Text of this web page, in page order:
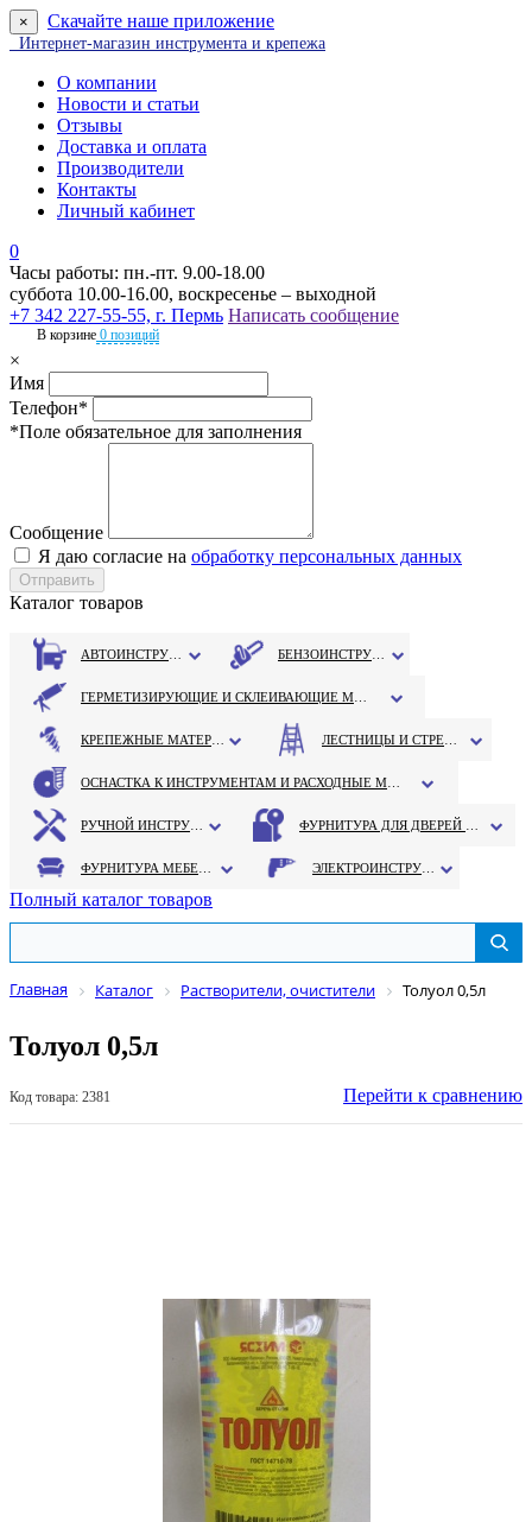
× Скачайте наше приложение
Интернет-магазин инструмента и крепежа
О компании
Новости и статьи
Отзывы
Доставка и оплата
Производители
Контакты
Личный кабинет
0
Часы работы: пн.-пт. 9.00-18.00
суббота 10.00-16.00, воскресенье – выходной
+7 342 227-55-55, г. Пермь Написать сообщение
В корзине 0 позиций
×
Имя
Телефон*
*Поле обязательное для заполнения
Сообщение
Я даю согласие на обработку персональных данных
Каталог товаров
Полный каталог товаров
Главная Каталог Растворители, очистители Толуол 0,5л
Толуол 0,5л
Код товара: 2381 Перейти к сравнению